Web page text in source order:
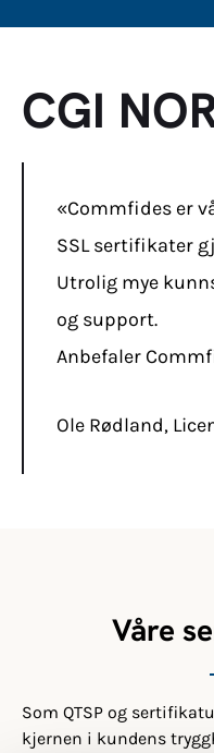
CGI
«Commfides er
SSL sertifikater
Utrolig mye
og support.
Anbefaler
Ole Rødland,
Våre
Som QTSP og
kjernen i kundens